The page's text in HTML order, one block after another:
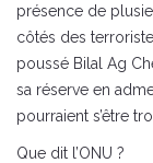
présence de
côtés des
poussé Bilal Ag
sa réserve en
pourraient s’être
Que dit l’ONU ?